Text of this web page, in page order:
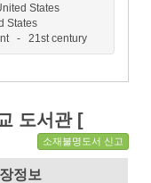
States
States
- 21st century
도서관[
소재불명도서 신고
정보